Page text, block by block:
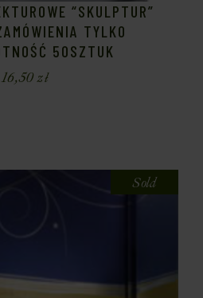
“SKULPTUR”
TYLKO
50SZTUK
16,50zł
Sold